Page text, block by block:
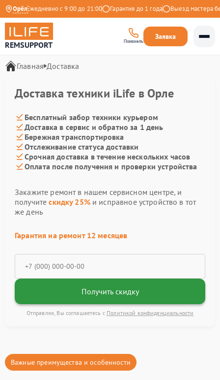
ОрёлЕжедневно с 9:00 до 21:00 Гарантия до 1 года Выезд мастера
REMSUPPORT Позвонить
Заявка
Главная Доставка
Доставка техники iLife в Орле
Бесплатный забор техники курьером
Доставка в сервис и обратно за 1 день
Бережная транспортировка
Отслеживание статуса доставки
Срочная доставка в течение нескольких часов
Оплата после получения и проверки устройства
Закажите ремонт в нашем сервисном центре, и
получитескидку 25%и исправное устройство в тот
же день
Гарантия на ремонт 12 месяцев
Получить скидку
Отправляя, Вы соглашаетесь с Политикой конфиденциальности
Важные преимущества и особенности